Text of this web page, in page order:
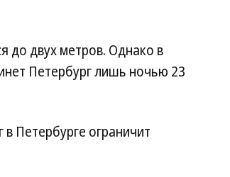
до двух метров. Однако в
Петербург лишь ночью 23
в Петербурге ограничит